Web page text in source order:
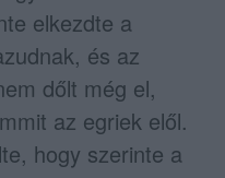
elkezdte a
és az
dőlt még el,
az egriek elől.
hogy szerinte a